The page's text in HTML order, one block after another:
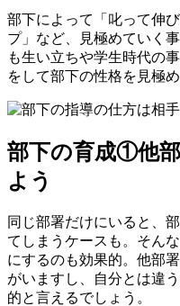
部下によって「叱って伸
プ」など、見極めていく
も生い立ちや学生時代の
をして部下の性格を見極め
部下の育成①他
よう
同じ部署だけにいると、
てしまうケースも。そん
にするのも効果的。他部
がいますし、自分とは違
的と言えるでしょう。